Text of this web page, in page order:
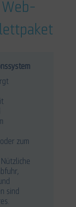
Web-
zum
sind